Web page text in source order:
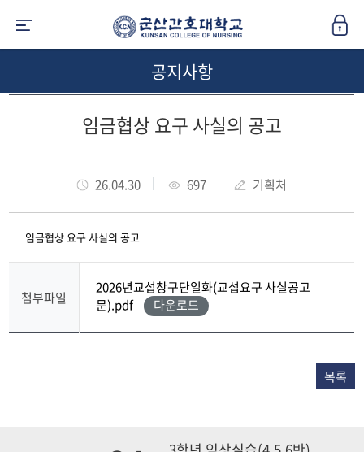
공지사항
임금협상 요구 사실의 공고
26.04.30 697 기획처
임금협상 요구 사실의 공고
첨부파일
2026년교섭창구단일화(교섭요구 사실공고
문).pdf
다운로드
목록